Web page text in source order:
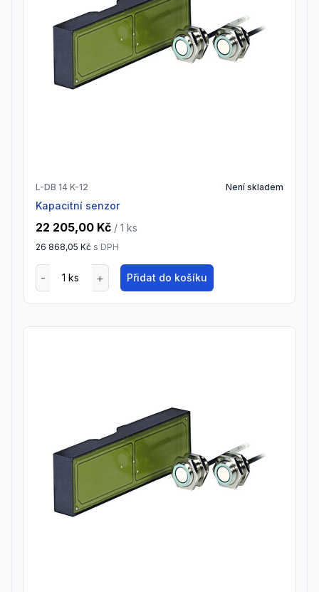
L-DB 14 K-12 Není skladem
Kapacitní senzor
22 205,00 Kč / 1 ks
26 868,05 Kč s DPH
Přidat do košíku